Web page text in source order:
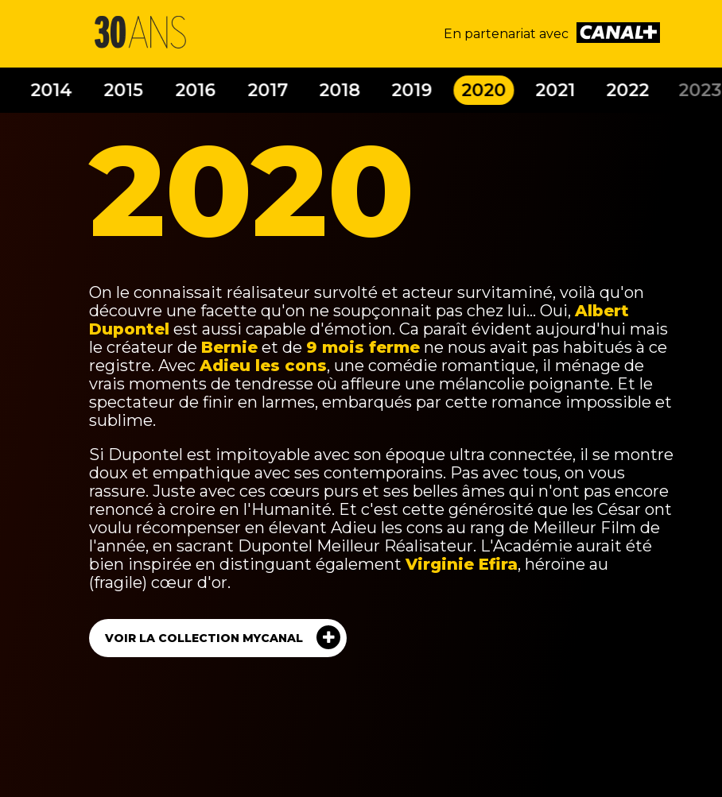
En partenariat avec
2014 2015 2016 2017 2018 2019 2020 2021 2022 2023
2020
On le connaissait réalisateur survolté et acteur survitaminé, voilà qu'on
découvre une facette qu'on ne soupçonnait pas chez lui... Oui, Albert
Dupontel est aussi capable d'émotion. Ca paraît évident aujourd'hui mais
le créateur de Bernieet de 9 mois fermene nous avait pas habitués à ce
registre. Avec Adieu les cons, une comédie romantique, il ménage de
vrais moments de tendresse où affleure une mélancolie poignante. Et le
spectateur de finir en larmes, embarqués par cette romance impossible et
sublime.
Si Dupontel est impitoyable avec son époque ultra connectée, il se montre
doux et empathique avec ses contemporains. Pas avec tous, on vous
rassure. Juste avec ces cœurs purs et ses belles âmes qui n'ont pas encore
renoncé à croire en l'Humanité. Et c'est cette générosité que les César ont
voulu récompenser en élevant Adieu les cons au rang de Meilleur Film de
l'année, en sacrant Dupontel Meilleur Réalisateur. L'Académie aurait été
bien inspirée en distinguant égalementVirginie Efira, héroïne au
(fragile) cœur d'or.
VOIR LA COLLECTION MYCANAL